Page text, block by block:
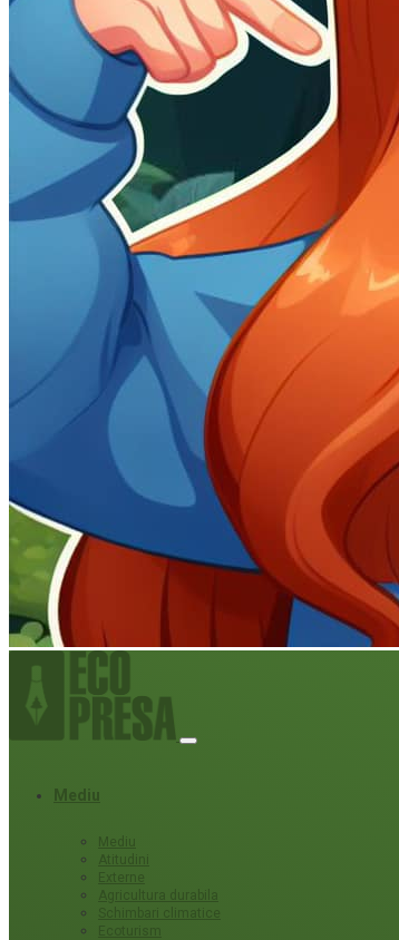
Mediu
Mediu
Atitudini
Externe
Agricultura durabila
Schimbari climatice
Ecoturism